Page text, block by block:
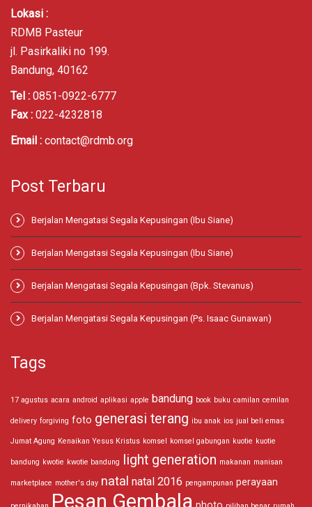
Lokasi :
RDMB Pasteur
jl. Pasirkaliki no 199.
Bandung, 40162
Tel : 0851-0922-6777
Fax : 022-4232818
Email : contact@rdmb.org
Post Terbaru
Berjalan Mengatasi Segala Kepusingan (Ibu Siane)
Berjalan Mengatasi Segala Kepusingan (Ibu Siane)
Berjalan Mengatasi Segala Kepusingan (Bpk. Stevanus)
Berjalan Mengatasi Segala Kepusingan (Ps. Isaac Gunawan)
Tags
17 agustus acara android aplikasi apple bandung book buku camilan cemilan
delivery forgiving foto generasi terang ibu anak ios jual beli emas
Jumat Agung Kenaikan Yesus Kristus komsel komsel gabungan kuotie kuotie
bandung kwotie kwotie bandung light generation makanan manisan
marketplace mother's day natal natal 2016 pengampunan perayaan
Pesan Gembala photo